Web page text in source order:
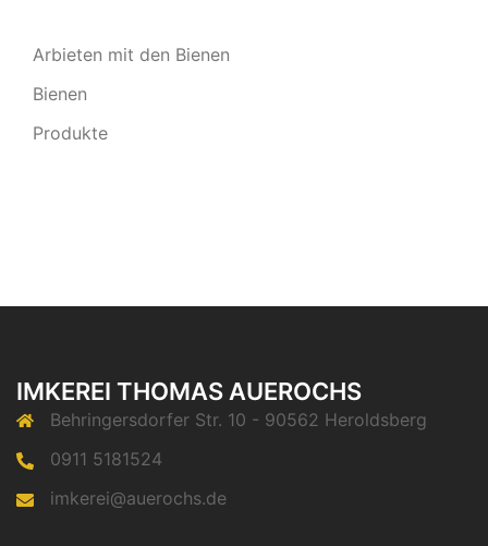
Arbieten mit den Bienen
Bienen
Produkte
IMKEREI THOMAS AUEROCHS
Behringersdorfer Str. 10 - 90562 Heroldsberg
0911 5181524
imkerei@auerochs.de